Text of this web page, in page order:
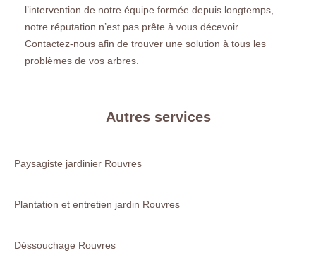
l’intervention de notre équipe formée depuis longtemps,
notre réputation n’est pas prête à vous décevoir.
Contactez-nous afin de trouver une solution à tous les
problèmes de vos arbres.
Autres services
Paysagiste jardinier Rouvres
Plantation et entretien jardin Rouvres
Déssouchage Rouvres